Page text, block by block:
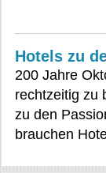
Hotels zu
200 Jahre
rechtzeitig zu
zu den
brauchen